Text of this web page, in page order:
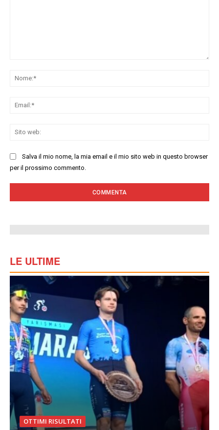
Salva il mio nome, la mia email e il mio sito web in questo browser
per il prossimo commento.
LE ULTIME
OTTIMI RISULTATI